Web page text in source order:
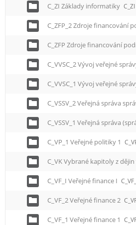
C_ZI Základy informatiky C_ZI
C_ZFP_2 Zdroje financování
C_ZFP Zdroje financování
C_VVSC_2 Vývoj veřejné
C_VVSC_1 Vývoj veřejné
C_VSSV_2 Veřejná správa
C_VSSV_1 Veřejná správa
C_VP_1 Veřejné politiky 1
C_VF_I Veřejné finance I
C_VF_2 Veřejné finance 2
C_VF_1 Veřejné finance 1